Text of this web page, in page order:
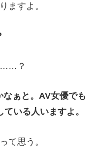
ますよ。
……？
ぁと。AV女優でも
いる人いますよ。
て思う。